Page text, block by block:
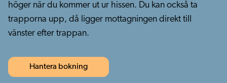
höger när du kommer ut ur hissen. Du kan också ta
trapporna upp, då ligger mottagningen direkt till
vänster efter trappan.
Hantera bokning